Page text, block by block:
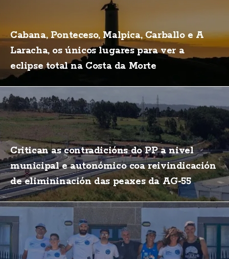
Cabana, Ponteceso, Malpica, Carballo e A
Laracha, os únicos lugares para ver a
eclipse total na Costa da Morte
Critican as contradicións do PP a nivel
municipal e autonómico coa reivindicación
de elimininación das peaxes da AG-55